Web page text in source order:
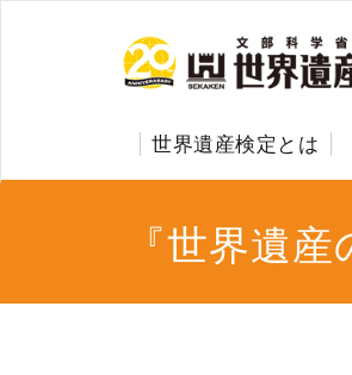
世界遺産検定とは
『世界遺産